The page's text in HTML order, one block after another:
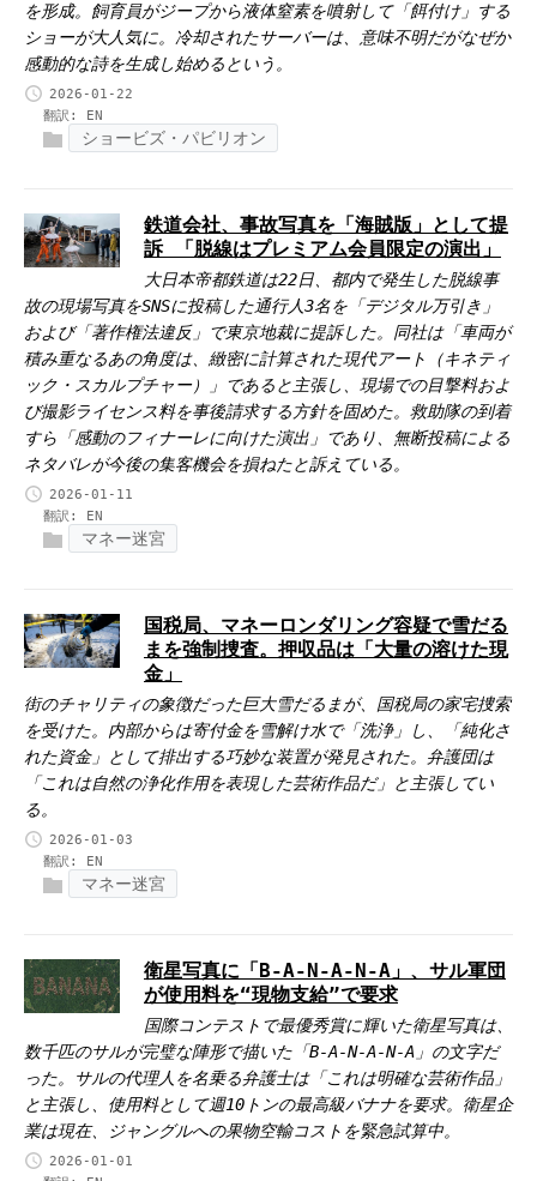
を形成。飼育員がジープから液体窒素を噴射して「餌付け」する
ショーが大人気に。冷却されたサーバーは、意味不明だがなぜか
感動的な詩を生成し始めるという。
2026-01-22
翻訳: EN
ショービズ・パビリオン
鉄道会社、事故写真を「海賊版」として提
訴 「脱線はプレミアム会員限定の演出」
大日本帝都鉄道は22日、都内で発生した脱線事
故の現場写真をSNSに投稿した通行人3名を「デジタル万引き」
および「著作権法違反」で東京地裁に提訴した。同社は「車両が
積み重なるあの角度は、緻密に計算された現代アート（キネティ
ック・スカルプチャー）」であると主張し、現場での目撃料およ
び撮影ライセンス料を事後請求する方針を固めた。救助隊の到着
すら「感動のフィナーレに向けた演出」であり、無断投稿による
ネタバレが今後の集客機会を損ねたと訴えている。
2026-01-11
翻訳: EN
マネー迷宮
国税局、マネーロンダリング容疑で雪だる
まを強制捜査。押収品は「大量の溶けた現
金」
街のチャリティの象徴だった巨大雪だるまが、国税局の家宅捜索
を受けた。内部からは寄付金を雪解け水で「洗浄」し、「純化さ
れた資金」として排出する巧妙な装置が発見された。弁護団は
「これは自然の浄化作用を表現した芸術作品だ」と主張してい
る。
2026-01-03
翻訳: EN
マネー迷宮
衛星写真に「B-A-N-A-N-A」、サル軍団
が使用料を“現物支給”で要求
国際コンテストで最優秀賞に輝いた衛星写真は、
数千匹のサルが完璧な陣形で描いた「B-A-N-A-N-A」の文字だ
った。サルの代理人を名乗る弁護士は「これは明確な芸術作品」
と主張し、使用料として週10トンの最高級バナナを要求。衛星企
業は現在、ジャングルへの果物空輸コストを緊急試算中。
2026-01-01